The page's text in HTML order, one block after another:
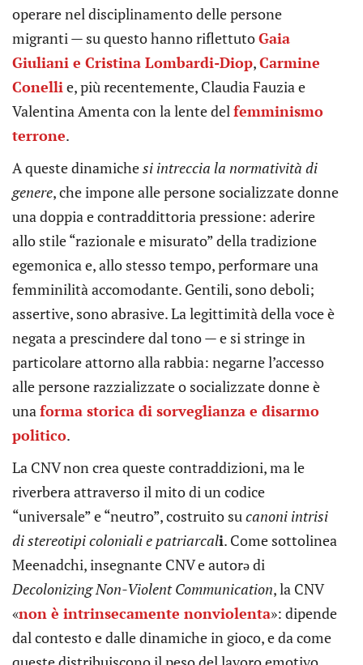
operare nel disciplinamento delle persone
migranti — su questo hanno riflettutoGaia
Giuliani e Cristina Lombardi-Diop,Carmine
Conellie, più recentemente, Claudia Fauzia e
Valentina Amenta con la lente delfemminismo
terrone.
A queste dinamichesi intreccia la normatività di
genere, che impone alle persone socializzate donne
una doppia e contraddittoria pressione: aderire
allo stile “razionale e misurato” della tradizione
egemonica e, allo stesso tempo, performare una
femminilità accomodante. Gentili, sono deboli;
assertive, sono abrasive. La legittimità della voce è
negata a prescindere dal tono — e si stringe in
particolare attorno alla rabbia: negarne l’accesso
alle persone razzializzate o socializzate donne è
unaforma storica di sorveglianza e disarmo
politico.
La CNV non crea queste contraddizioni, ma le
riverbera attraverso il mito di un codice
“universale” e “neutro”, costruito sucanoni intrisi
di stereotipi coloniali e patriarcali. Come sottolinea
Meenadchi, insegnante CNV e autorə di
Decolonizing Non-Violent Communication, la CNV
«non è intrinsecamente nonviolenta»: dipende
dal contesto e dalle dinamiche in gioco, e da come